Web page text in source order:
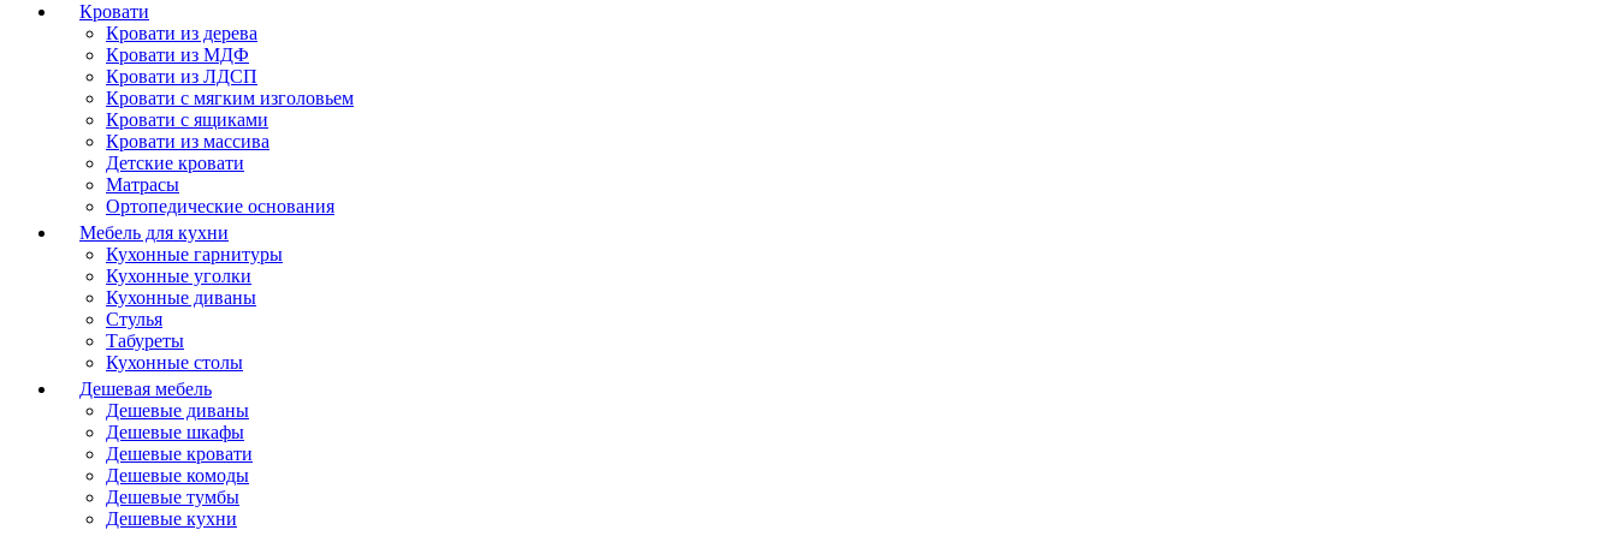
Кровати
Кровати из дерева
Кровати из МДФ
Кровати из ЛДСП
Кровати с мягким изголовьем
Кровати с ящиками
Кровати из массива
Детские кровати
Матрасы
Ортопедические основания
Мебель для кухни
Кухонные гарнитуры
Кухонные уголки
Кухонные диваны
Стулья
Табуреты
Кухонные столы
Дешевая мебель
Дешевые диваны
Дешевые шкафы
Дешевые кровати
Дешевые комоды
Дешевые тумбы
Дешевые кухни